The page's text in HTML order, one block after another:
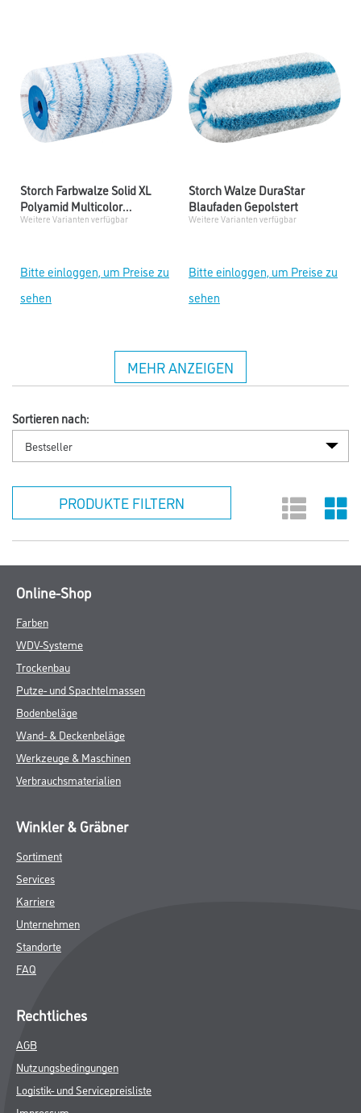
Storch Farbwalze Solid XL
Polyamid Multicolor
Ungepolstert
Weitere Varianten verfügbar
Bitte einloggen, um Preise zu
sehen
Storch Walze DuraStar
Blaufaden Gepolstert
Weitere Varianten verfügbar
Bitte einloggen, um Preise zu
sehen
MEHR ANZEIGEN
Sortieren nach:
PRODUKTE FILTERN
Online-Shop
Farben
WDV-Systeme
Trockenbau
Putze- und Spachtelmassen
Bodenbeläge
Wand- & Deckenbeläge
Werkzeuge & Maschinen
Verbrauchsmaterialien
Winkler & Gräbner
Sortiment
Services
Karriere
Unternehmen
Standorte
FAQ
Rechtliches
AGB
Nutzungsbedingungen
Logistik- und Servicepreisliste